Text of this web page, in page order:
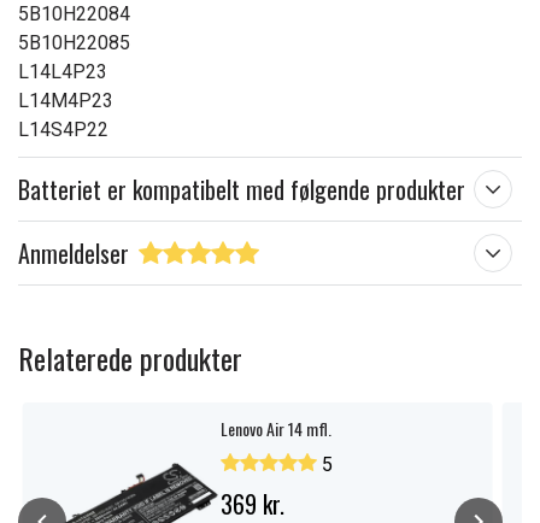
5B10H22084
5B10H22085
L14L4P23
L14M4P23
L14S4P22
Batteriet er kompatibelt med følgende produkter
Anmeldelser
Relaterede produkter
Lenovo Air 14 mfl.
5
369 kr.